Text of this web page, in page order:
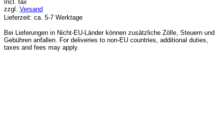
Incl. tax
zzgl. Versand
Lieferzeit: ca. 5-7 Werktage
Bei Lieferungen in Nicht-EU-Länder können zusätzliche Zölle, Steuern und
Gebühren anfallen. For deliveries to non-EU countries, additional duties,
taxes and fees may apply.